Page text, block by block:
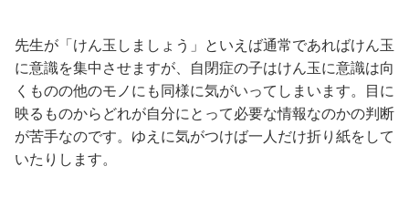
先生が「けん玉しましょう」といえば通常であればけん玉
に意識を集中させますが、自閉症の子はけん玉に意識は向
くものの他のモノにも同様に気がいってしまいます。目に
映るものからどれが自分にとって必要な情報なのかの判断
が苦手なのです。ゆえに気がつけば一人だけ折り紙をして
いたりします。